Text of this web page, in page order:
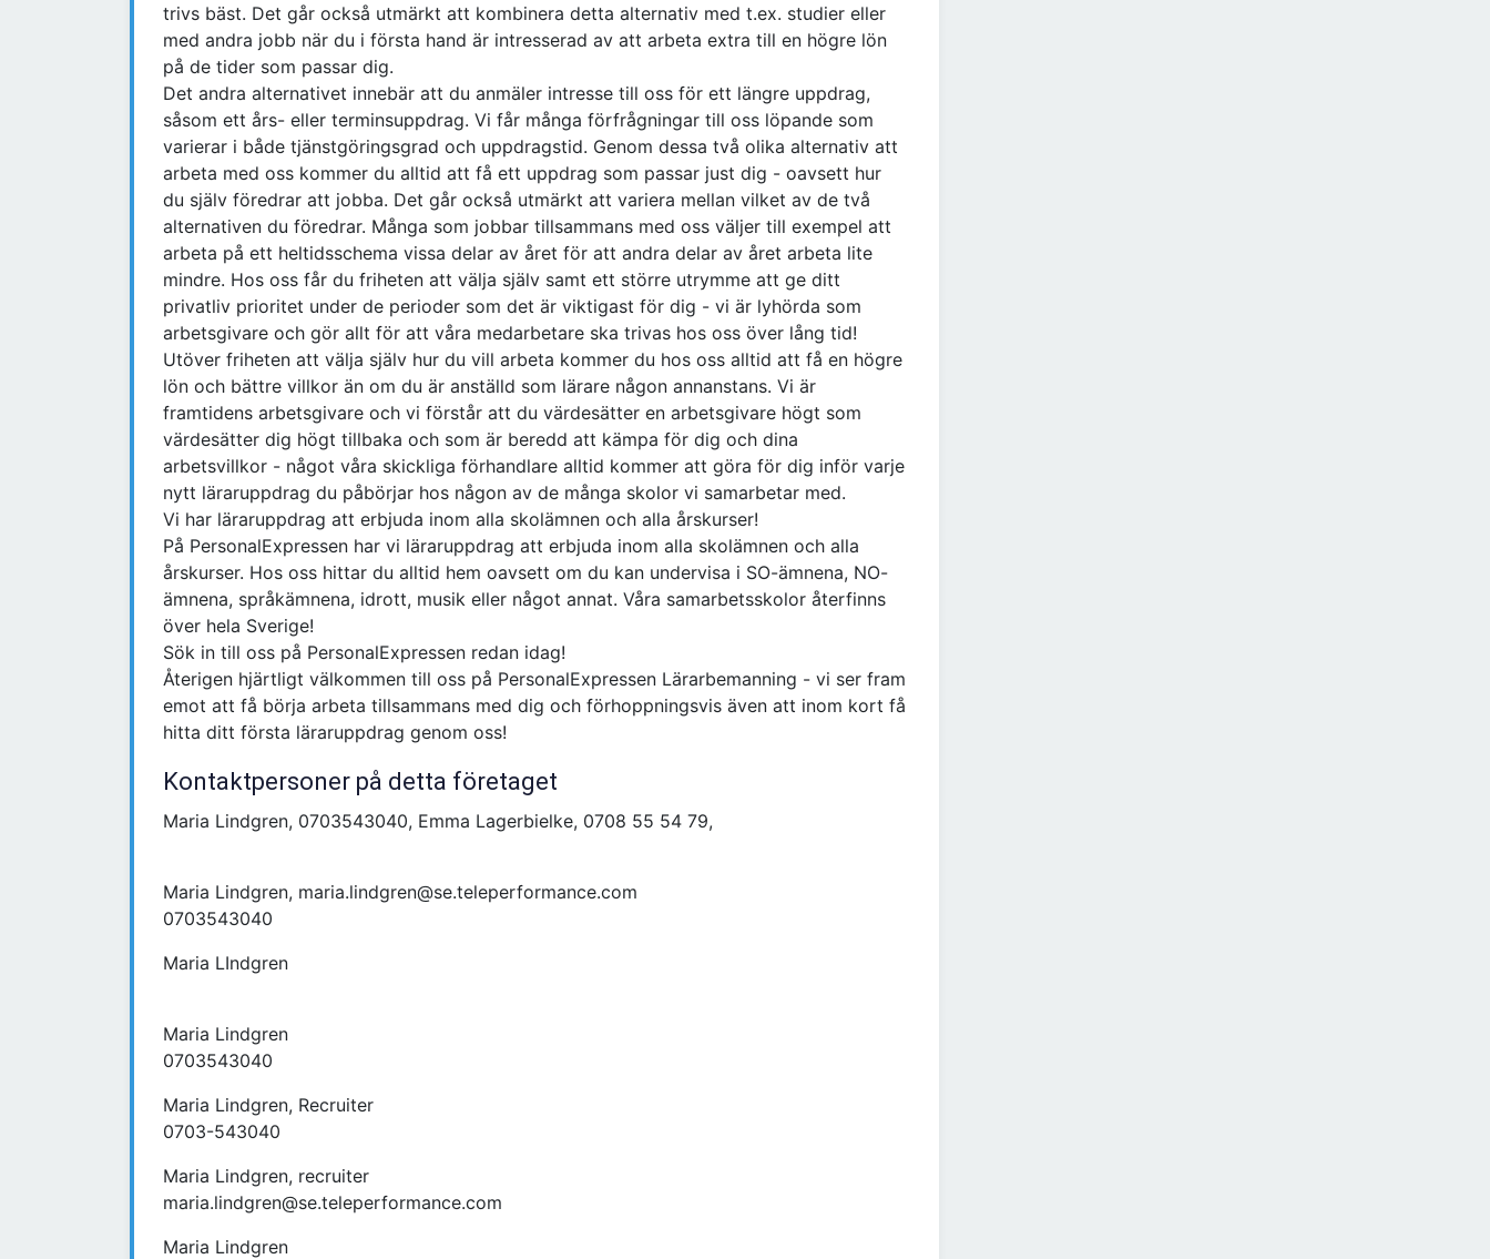
trivs bäst. Det går också utmärkt att kombinera detta alternativ med t.ex. studier eller
med andra jobb när du i första hand är intresserad av att arbeta extra till en högre lön
på de tider som passar dig.
Det andra alternativet innebär att du anmäler intresse till oss för ett längre uppdrag,
såsom ett års- eller terminsuppdrag. Vi får många förfrågningar till oss löpande som
varierar i både tjänstgöringsgrad och uppdragstid. Genom dessa två olika alternativ att
arbeta med oss kommer du alltid att få ett uppdrag som passar just dig - oavsett hur
du själv föredrar att jobba. Det går också utmärkt att variera mellan vilket av de två
alternativen du föredrar. Många som jobbar tillsammans med oss väljer till exempel att
arbeta på ett heltidsschema vissa delar av året för att andra delar av året arbeta lite
mindre. Hos oss får du friheten att välja själv samt ett större utrymme att ge ditt
privatliv prioritet under de perioder som det är viktigast för dig - vi är lyhörda som
arbetsgivare och gör allt för att våra medarbetare ska trivas hos oss över lång tid!
Utöver friheten att välja själv hur du vill arbeta kommer du hos oss alltid att få en högre
lön och bättre villkor än om du är anställd som lärare någon annanstans. Vi är
framtidens arbetsgivare och vi förstår att du värdesätter en arbetsgivare högt som
värdesätter dig högt tillbaka och som är beredd att kämpa för dig och dina
arbetsvillkor - något våra skickliga förhandlare alltid kommer att göra för dig inför varje
nytt läraruppdrag du påbörjar hos någon av de många skolor vi samarbetar med.
Vi har läraruppdrag att erbjuda inom alla skolämnen och alla årskurser!
På PersonalExpressen har vi läraruppdrag att erbjuda inom alla skolämnen och alla
årskurser. Hos oss hittar du alltid hem oavsett om du kan undervisa i SO-ämnena, NO-
ämnena, språkämnena, idrott, musik eller något annat. Våra samarbetsskolor återfinns
över hela Sverige!
Sök in till oss på PersonalExpressen redan idag!
Återigen hjärtligt välkommen till oss på PersonalExpressen Lärarbemanning - vi ser fram
emot att få börja arbeta tillsammans med dig och förhoppningsvis även att inom kort få
hitta ditt första läraruppdrag genom oss!
Kontaktpersoner på detta företaget
Maria Lindgren, 0703543040, Emma Lagerbielke, 0708 55 54 79,
Maria Lindgren, maria.lindgren@se.teleperformance.com
0703543040
Maria LIndgren
Maria Lindgren
0703543040
Maria Lindgren, Recruiter
0703-543040
Maria Lindgren, recruiter
maria.lindgren@se.teleperformance.com
Maria Lindgren